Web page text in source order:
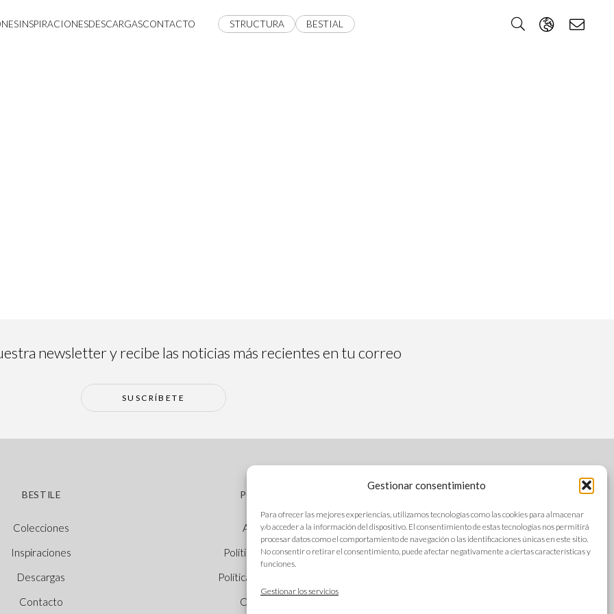
Gestionar consentimiento
Para ofrecer las mejores experiencias, utilizamos tecnologías como las cookies para almacenar
y/o acceder a la información del dispositivo. El consentimiento de estas tecnologías nos permitirá
procesar datos como el comportamiento de navegación o las identificaciones únicas en este sitio.
No consentir o retirar el consentimiento, puede afectar negativamente a ciertas características y
funciones.
Gestionar los servicios
INSPIRACIONESDESCARGASCONTACTO STRUCTURA BESTIAL
newsletter y recibe las noticias más recientes en tu correo
SUSCRÍBETE
BESTILE
Colecciones
Inspiraciones
Descargas
Contacto
POLÍTICAS
Aviso legal
Política de cookies
Política de privacidad
Canal Ético